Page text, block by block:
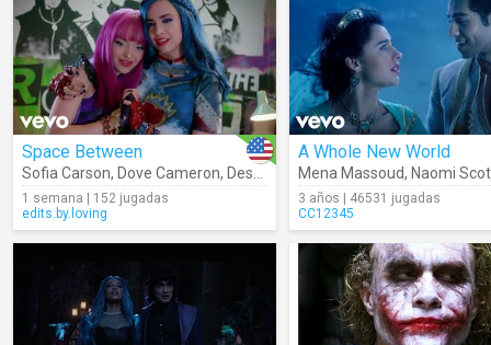
Space Between
Sofia Carson, Dove Cameron, Descendants – Cast
1 semana | 152 jugadas
edits.by.loving
A Whole New World
Mena Massoud, Naomi
3 años | 46531 jugadas
CC12345